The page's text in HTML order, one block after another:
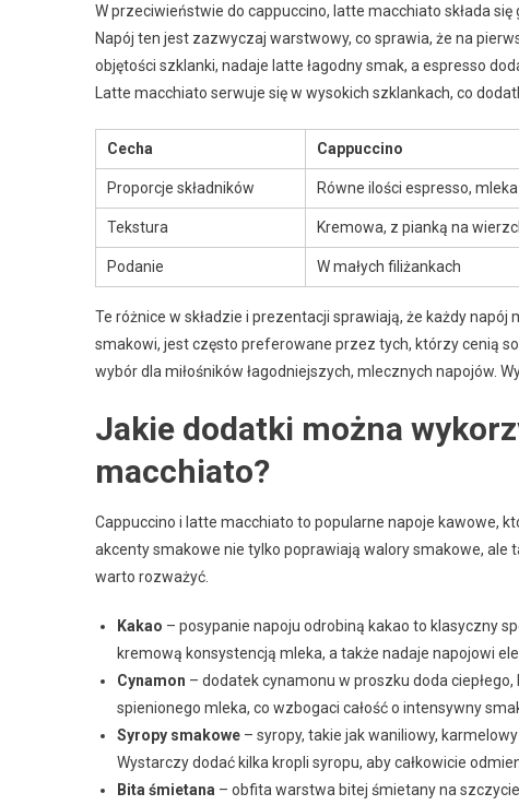
W przeciwieństwie do cappuccino, latte macchiato składa
Napój ten jest zazwyczaj warstwowy, co sprawia, że na
objętości szklanki, nadaje latte łagodny smak, a espresso
Latte macchiato serwuje się w wysokich szklankach, co
Cecha Cappuccino
Proporcje składników Równe ilości espresso,
Tekstura Kremowa, z pianką na
Podanie W małych filiżankach
Te różnice w składzie i prezentacji sprawiają, że każdy
smakowi, jest często preferowane przez tych, którzy cenią
wybór dla miłośników łagodniejszych, mlecznych napojów.
Jakie dodatki można
macchiato?
Cappuccino i latte macchiato to popularne napoje kawowe,
akcenty smakowe nie tylko poprawiają walory smakowe,
warto rozważyć.
Kakao – posypanie napoju odrobiną kakao to klasyczny
kremową konsystencją mleka, a także nadaje napojowi
Cynamon – dodatek cynamonu w proszku doda
spienionego mleka, co wzbogaci całość o intensywny
Syropy smakowe – syropy, takie jak waniliowy,
Wystarczy dodać kilka kropli syropu, aby całkowicie
Bita śmietana – obfita warstwa bitej śmietany na